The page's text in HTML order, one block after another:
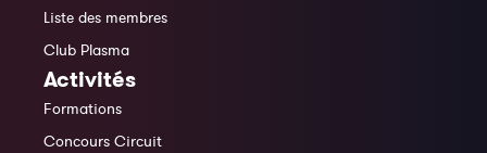
Liste des membres
Club Plasma
Activités
Formations
Concours Circuit